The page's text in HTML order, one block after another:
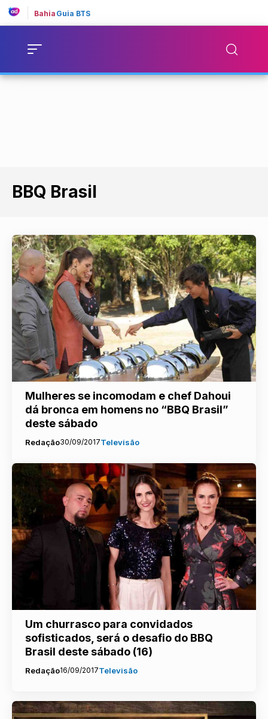
Bahia Guia BTS
BBQ Brasil
Mulheres se incomodam e chef Dahoui
dá bronca em homens no “BBQ Brasil”
deste sábado
Redação30/09/2017Televisão
Um churrasco para convidados
sofisticados, será o desafio do BBQ
Brasil deste sábado (16)
Redação16/09/2017Televisão